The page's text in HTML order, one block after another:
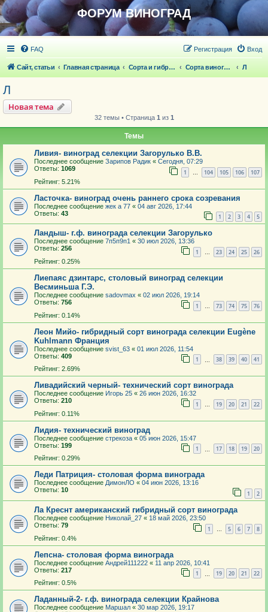
ФОРУМ ВИНОГРАД
FAQ Вход
Регистрация
Сайт, статьи Главная страница Сорта и гибридные формы винограда Сорта винограда Л
Л
Новая тема
32 темы • Страница 1 из 1
Темы
Ливия- виноград селекции Загорулько В.В.
Последнее сообщение Зарипов Радик « Сегодня, 07:29
Ответы: 1069 1 … 104 105 106 107
Рейтинг: 5.21%
Ласточка- виноград очень раннего срока созревания
Последнее сообщение жек а 77 « 04 авг 2026, 17:44
Ответы: 43 1 2 3 4 5
Ландыш- г.ф. винограда селекции Загорулько
Последнее сообщение 7п5п9п1 « 30 июл 2026, 13:36
Ответы: 256 1 … 23 24 25 26
Рейтинг: 0.25%
Лиепаяс дзинтарс, столовый виноград селекции
Весминьша Г.Э.
Последнее сообщение sadovmax « 02 июл 2026, 19:14
Ответы: 756 1 … 73 74 75 76
Рейтинг: 0.14%
Леон Мийо- гибридный сорт винограда селекции Eugène
Kuhlmann Франция
Последнее сообщение svist_63 « 01 июл 2026, 11:54
Ответы: 409 1 38 39 40 41
Рейтинг: 2.69%
Ливадийский черный- технический сорт винограда
Последнее сообщение Игорь 25 « 26 июн 2026, 16:32
Ответы: 210 1 … 19 20 21 22
Рейтинг: 0.11%
Лидия- технический виноград
Последнее сообщение стрекоза « 05 июн 2026, 15:47
Ответы: 199 1 17 18 19 20
Рейтинг: 0.29%
Леди Патриция- столовая форма винограда
Последнее сообщение ДимонЛО « 04 июн 2026, 13:16
Ответы: 10 1 2
Ла Креснт американский гибридный сорт винограда
Последнее сообщение Николай_27 « 18 май 2026, 23:50
Ответы: 79 1 … 5 6 7 8
Рейтинг: 0.4%
Лепсна- столовая форма винограда
Последнее сообщение Андрей111222 « 11 апр 2026, 10:41
Ответы: 217 1 19 20 21 22
Рейтинг: 0.5%
Ладанный-2- г.ф. винограда селекции Крайнова
Последнее сообщение Маршал « 30 мар 2026, 19:17